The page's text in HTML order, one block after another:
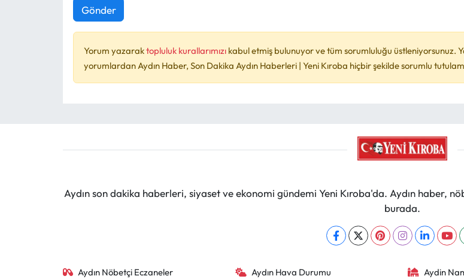
Gönder
Yorum yazaraktopluluk kurallarımızı kabul etmiş bulunuyor ve tüm sorumluluğu üstleniyorsunuz.
yorumlardan Aydın Haber, Son Dakika Aydın Haberleri | Yeni Kıroba hiçbir şekilde sorumlu
Aydın son dakika haberleri, siyaset ve ekonomi gündemi Yeni Kıroba'da. Aydın haber,
burada.
Aydın Nöbetçi Eczaneler Aydın Hava Durumu Aydin